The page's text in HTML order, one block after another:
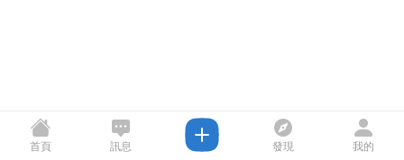
首頁 訊息 發現 我的